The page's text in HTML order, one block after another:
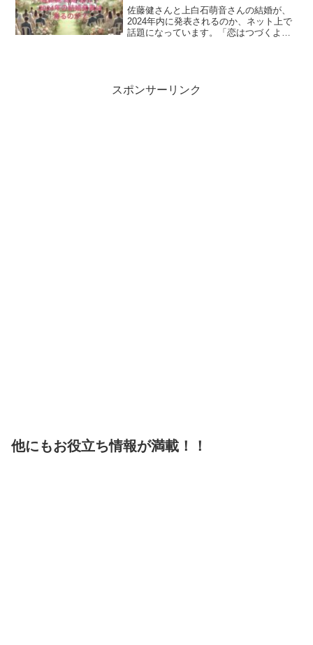
佐藤健さんと上白石萌音さんの結婚が、
2024年内に発表されるのか、ネット上で
話題になっています。「恋はつづくよど
スポンサーリンク
他にもお役立ち情報が満載！！